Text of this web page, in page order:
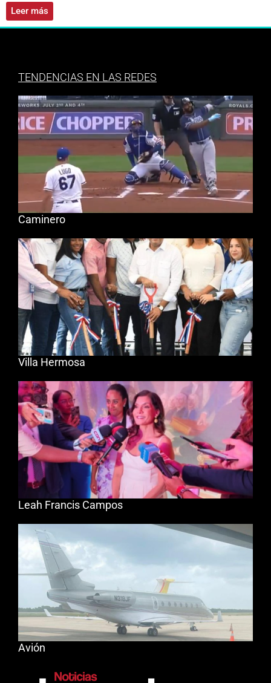
Leer más
TENDENCIAS EN LAS REDES
Caminero
Villa Hermosa
Leah Francis Campos
Avión